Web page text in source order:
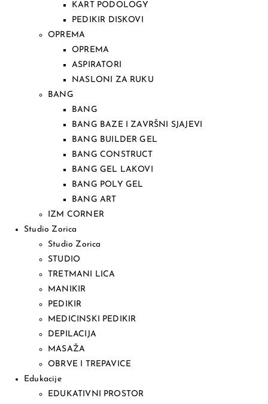
KART PODOLOGY
PEDIKIR DISKOVI
OPREMA
OPREMA
ASPIRATORI
NASLONI ZA RUKU
BANG
BANG
BANG BAZE I ZAVRŠNI SJAJEVI
BANG BUILDER GEL
BANG CONSTRUCT
BANG GEL LAKOVI
BANG POLY GEL
BANG ART
IZM CORNER
Studio Zorica
Studio Zorica
STUDIO
TRETMANI LICA
MANIKIR
PEDIKIR
MEDICINSKI PEDIKIR
DEPILACIJA
MASAŽA
OBRVE I TREPAVICE
Edukacije
EDUKATIVNI PROSTOR